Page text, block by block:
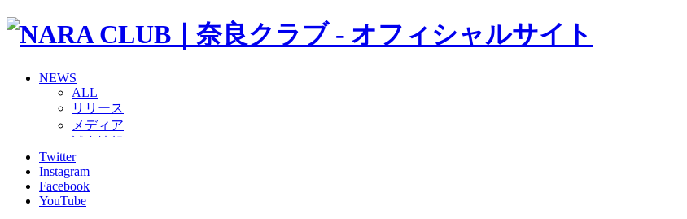
NEWS
ALL
リリース
メディア
グッズ
ファンコミュニティ
普及・育成
ホームタウン
Twitter
Instagram
Facebook
YouTube